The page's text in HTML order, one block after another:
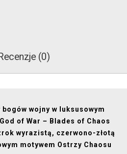
(0)
wojny w luksusowym
of War – Blades of Chaos
wyrazistą, czerwono-złotą
motywem Ostrzy Chaosu